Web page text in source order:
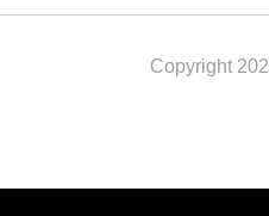
Copyright